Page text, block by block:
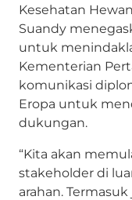
Kesehatan
Suandy
untuk
Kementerian
komunikasi
Eropa untuk
dukungan.
“Kita akan
stakeholder di
arahan.